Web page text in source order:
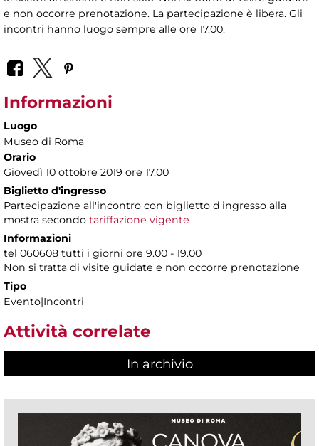
e non occorre prenotazione. La partecipazione è libera. Gli
incontri hanno luogo sempre alle ore 17.00.
Informazioni
Luogo
Museo di Roma
Orario
Giovedì 10 ottobre 2019 ore 17.00
Biglietto d'ingresso
Partecipazione all'incontro con biglietto d'ingresso alla
mostra secondo tariffazione vigente
Informazioni
tel 060608 tutti i giorni ore 9.00 - 19.00
Non si tratta di visite guidate e non occorre prenotazione
Tipo
Evento|Incontri
Attività correlate
In archivio